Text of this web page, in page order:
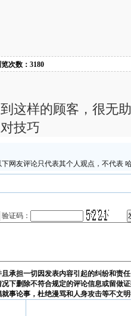
次数：3180
这样的顾客，很无
技巧
下网友评论只代表其个人观点，不代表
验证码：
承担一切因发表内容引起的纠纷和责
下删除不符合规定的评论信息或留做
事论事，杜绝漫骂和人身攻击等不文